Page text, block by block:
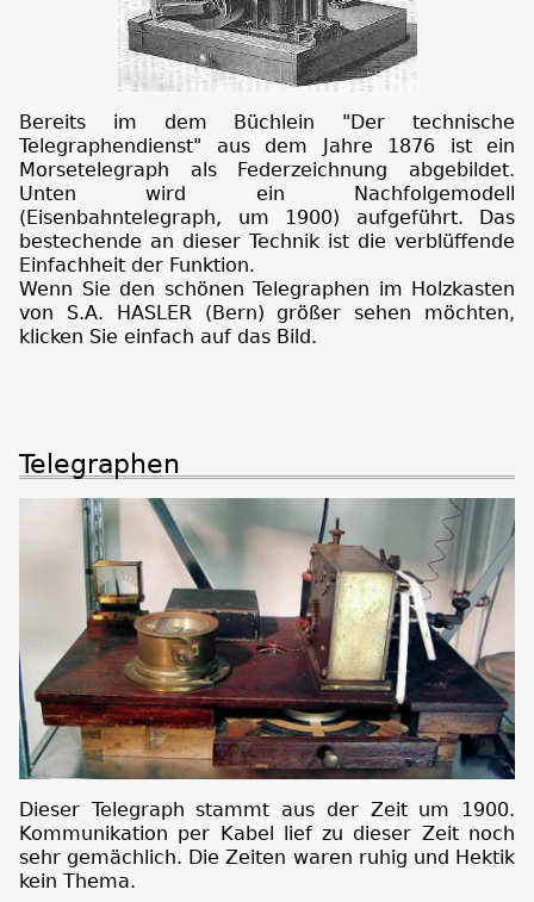
Bereits im dem Büchlein "Der technische
Telegraphendienst" aus dem Jahre 1876 ist ein
Morsetelegraph als Federzeichnung abgebildet.
Unten wird ein Nachfolgemodell
(Eisenbahntelegraph, um 1900) aufgeführt. Das
bestechende an dieser Technik ist die verblüffende
Einfachheit der Funktion.
Wenn Sie den schönen Telegraphen im Holzkasten
von S.A. HASLER (Bern) größer sehen möchten,
klicken Sie einfach auf das Bild.
Telegraphen
Dieser Telegraph stammt aus der Zeit um 1900.
Kommunikation per Kabel lief zu dieser Zeit noch
sehr gemächlich. Die Zeiten waren ruhig und Hektik
kein Thema.